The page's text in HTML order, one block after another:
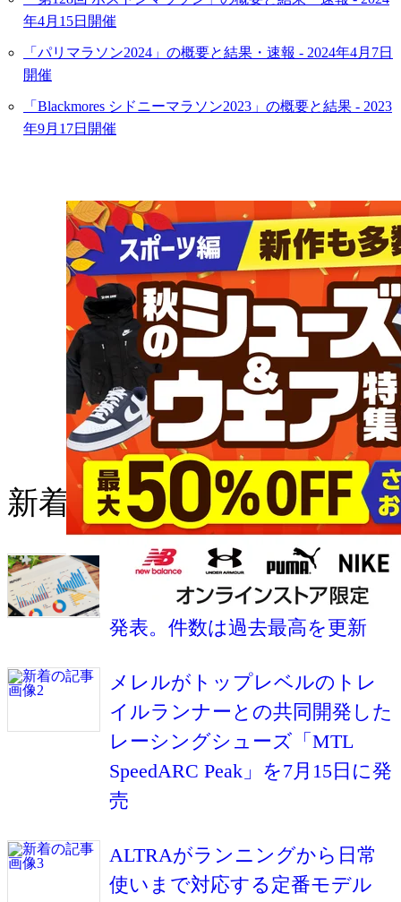
年4月15日開催
「パリマラソン2024」の概要と結果・速報 - 2024年4月7日
開催
「Blackmores シドニーマラソン2023」の概要と結果 - 2023
年9月17日開催
新着の記事
RUNNETが2026年上半期の国内
マラソン大会エントリー動向を
発表。件数は過去最高を更新
メレルがトップレベルのトレ
イルランナーとの共同開発した
レーシングシューズ「MTL
SpeedARC Peak」を7月15日に発
売
ALTRAがランニングから日常
使いまで対応する定番モデル